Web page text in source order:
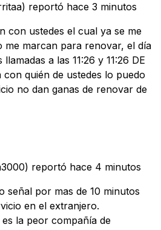
reportó hace 3 minutos
con ustedes el cual ya se me
me marcan para renovar, el día
a las 11:26 y 11:26 DE
con quién de ustedes lo puedo
no dan ganas de renovar de
reportó hace 4 minutos
señal por mas de 10 minutos
en el extranjero.
la peor compañía de